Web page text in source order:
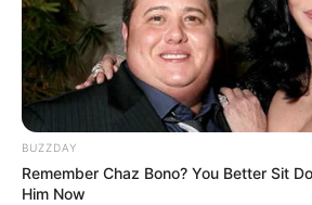
BUZZDAY
Remember Chaz Bono? You Better Sit
Him Now